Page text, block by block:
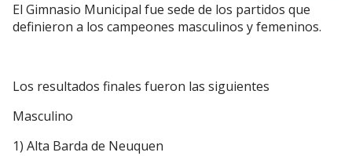
El Gimnasio Municipal fue sede de los partidos que
definieron a los campeones masculinos y femeninos.
Los resultados finales fueron las siguientes
Masculino
1) Alta Barda de Neuquen